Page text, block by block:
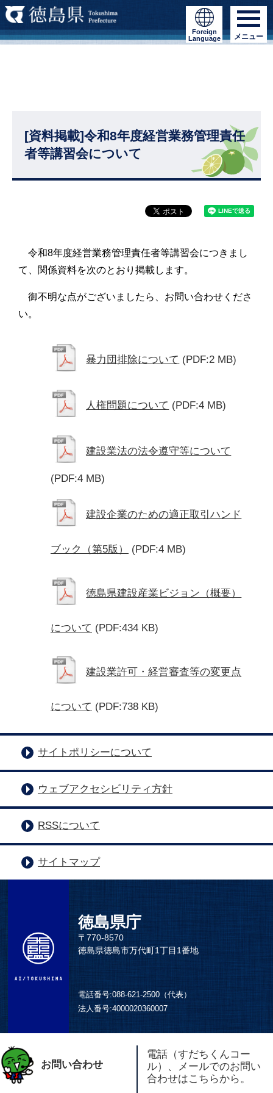
Foreign
Language
メニュー
[資料掲載]令和8年度経営業務管理責任
者等講習会について
令和8年度経営業務管理責任者等講習会につきまし
て、関係資料を次のとおり掲載します。
御不明な点がございましたら、お問い合わせくださ
い。
暴力団排除について (PDF:2 MB)
人権問題について (PDF:4 MB)
建設業法の法令遵守等について
(PDF:4 MB)
建設企業のための適正取引ハンド
ブック（第5版） (PDF:4 MB)
徳島県建設産業ビジョン（概要）
について (PDF:434 KB)
建設業許可・経営審査等の変更点
について (PDF:738 KB)
サイトポリシーについて
ウェブアクセシビリティ方針
RSSについて
サイトマップ
徳島県庁
〒770-8570
徳島県徳島市万代町1丁目1番地
電話番号:088-621-2500（代表）
法人番号:4000020360007
お問い合わせ
電話（すだちくんコー
ル）、メールでのお問い
合わせはこちらから。